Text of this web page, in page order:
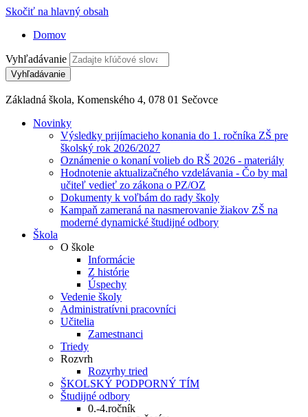
Skočiť na hlavný obsah
Domov
Vyhľadávanie
Základná škola, Komenského 4, 078 01 Sečovce
Novinky
Výsledky prijímacieho konania do 1. ročníka ZŠ pre
školský rok 2026/2027
Oznámenie o konaní volieb do RŠ 2026 - materiály
Hodnotenie aktualizačného vzdelávania - Čo by mal
učiteľ vedieť zo zákona o PZ/OZ
Dokumenty k voľbám do rady školy
Kampaň zameraná na nasmerovanie žiakov ZŠ na
moderné dynamické študijné odbory
Škola
O škole
Informácie
Z histórie
Úspechy
Vedenie školy
Administratívni pracovníci
Učitelia
Zamestnanci
Triedy
Rozvrh
Rozvrhy tried
ŠKOLSKÝ PODPORNÝ TÍM
Študijné odbory
0.-4.ročník